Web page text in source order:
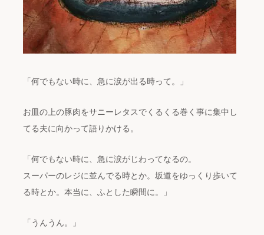
「何でもない時に、急に涙が出る時って。」
お皿の上の豚肉をサニーレタスでくるくる巻く事に集中し
てる夫に向かって語りかける。
「何でもない時に、急に涙がじわってなるの。
スーパーのレジに並んでる時とか。坂道をゆっくり歩いて
る時とか。本当に、ふとした瞬間に。」
「うんうん。」